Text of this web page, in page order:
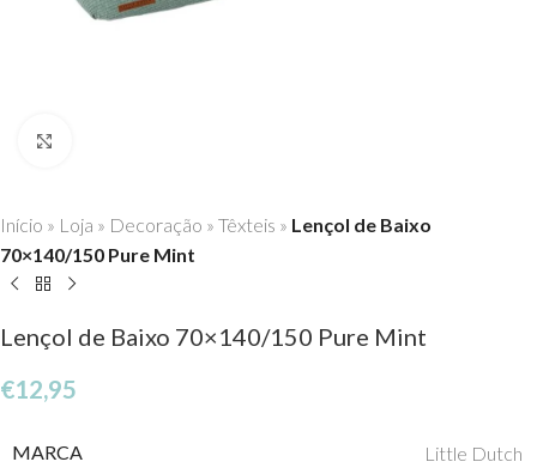
Início » Loja » Decoração » Têxteis » Lençol de Baixo
70×140/150 Pure Mint
Lençol de Baixo 70×140/150 Pure Mint
€12,95
MARCA Little Dutch